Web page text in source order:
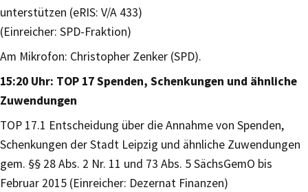
unterstützen (eRIS: V/A 433)
(Einreicher: SPD-Fraktion)
Am Mikrofon: Christopher Zenker (SPD).
15:20 Uhr: TOP 17 Spenden, Schenkungen und ähnliche
Zuwendungen
TOP 17.1 Entscheidung über die Annahme von Spenden,
Schenkungen der Stadt Leipzig und ähnliche Zuwendungen
gem. §§ 28 Abs. 2 Nr. 11 und 73 Abs. 5 SächsGemO bis
Februar 2015 (Einreicher: Dezernat Finanzen)